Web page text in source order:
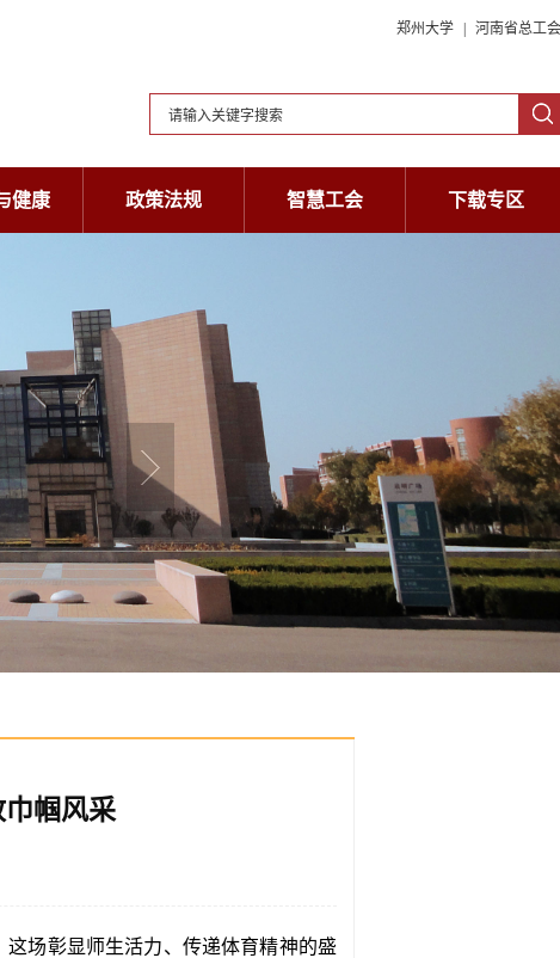
郑州大学 河南省总工会
健康 政策法规 智慧工会 下载专区
帼风采
场彰显师生活力、传递体育精神的盛